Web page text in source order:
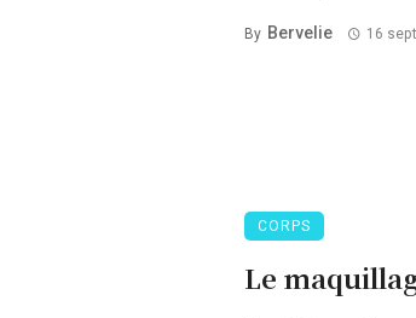
By Bervelie 16
CORPS
Le